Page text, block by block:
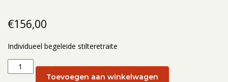
€156,00
Individueel begeleide stilteretraite
Individueel
begeleide
Toevoegen aan winkelwagen